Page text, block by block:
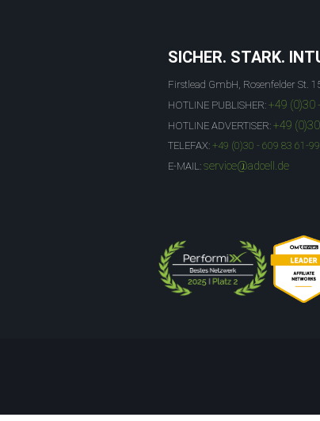
SICHER. STARK.
Firstlead GmbH, Rosenfelder St.
HOTLINE PUBLISHER: +49 (0)30
HOTLINE ADVERTISER: +49
TELEFAX: +49 (0)30 - 609 83 61-99
E-MAIL: service@adcell.de